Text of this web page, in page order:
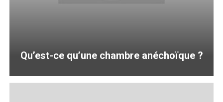
Qu’est-ce qu’une chambre anéchoïque ?